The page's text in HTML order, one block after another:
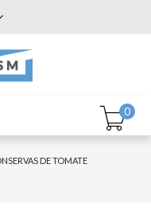
0
DE TOMATE